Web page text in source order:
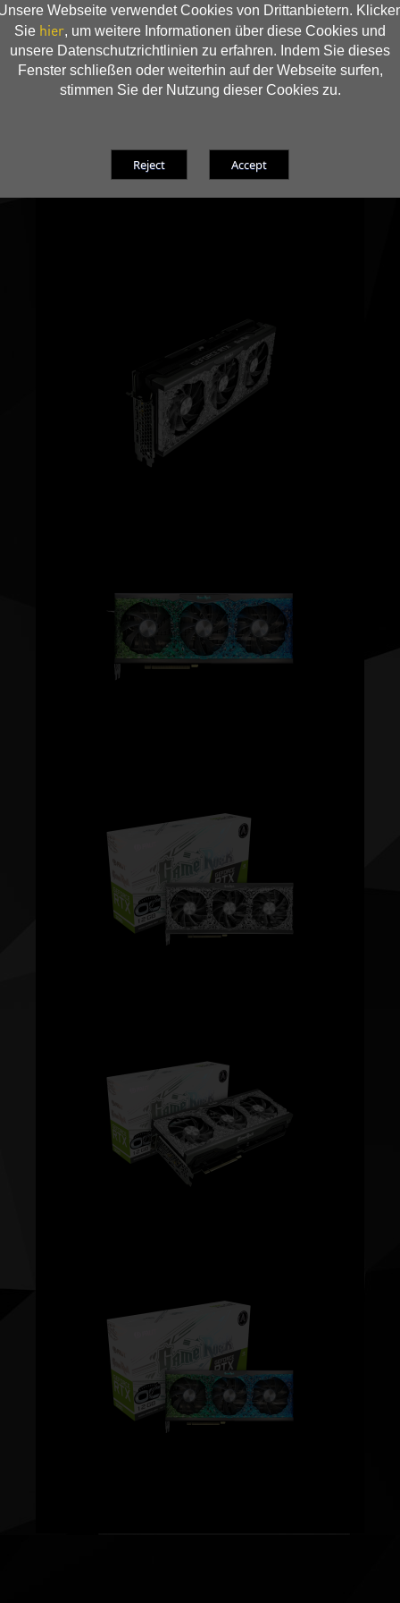
Webseite verwendet Cookies von Drittanbietern.
Sie hier, um weitere Informationen über diese Cookies und
unsere Datenschutzrichtlinien zu erfahren. Indem Sie dieses
Fenster schließen oder weiterhin auf der Webseite surfen,
stimmen Sie der Nutzung dieser Cookies zu.